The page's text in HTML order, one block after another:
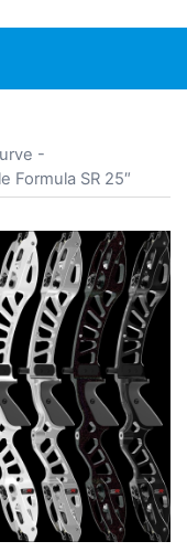
-
Formula SR 25″